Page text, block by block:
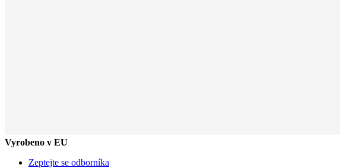
Vyrobeno v EU
Zeptejte se odborníka